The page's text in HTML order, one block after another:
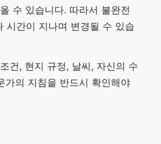
수 있습니다. 따라서 불완전
시간이 지나며 변경될 수 있습
건, 현지 규정, 날씨, 자신의 수
가의 지침을 반드시 확인해야